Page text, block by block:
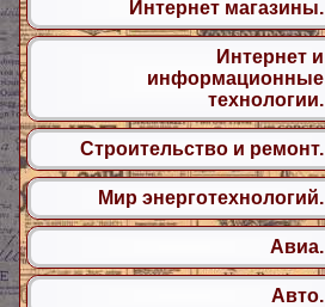
Интернет магазины.
Интернет и
информационные
технологии.
Строительство и ремонт.
Мир энерготехнологий.
Авиа.
Авто.